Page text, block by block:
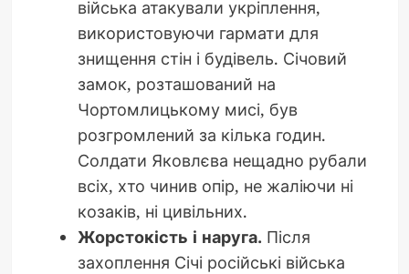
війська атакували укріплення,
використовуючи гармати для
знищення стін і будівель. Січовий
замок, розташований на
Чортомлицькому мисі, був
розгромлений за кілька годин.
Солдати Яковлєва нещадно рубали
всіх, хто чинив опір, не жаліючи ні
козаків, ні цивільних.
Жорстокість і наруга. Після
захоплення Січі російські війська